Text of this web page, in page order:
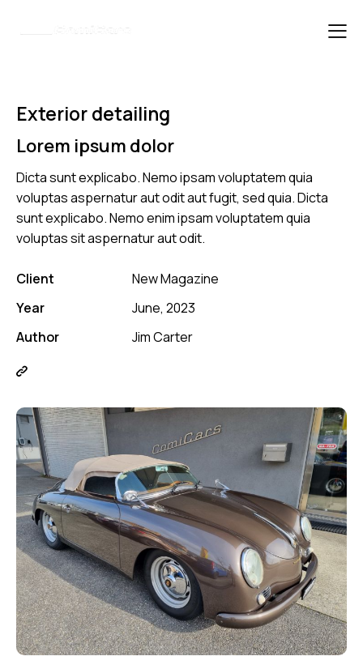
Exterior detailing
Lorem ipsum dolor
Dicta sunt explicabo. Nemo ipsam voluptatem quia
voluptas aspernatur aut odit aut fugit, sed quia. Dicta
sunt explicabo. Nemo enim ipsam voluptatem quia
voluptas sit aspernatur aut odit.
Client
New Magazine
Year
June, 2023
Author
Jim Carter